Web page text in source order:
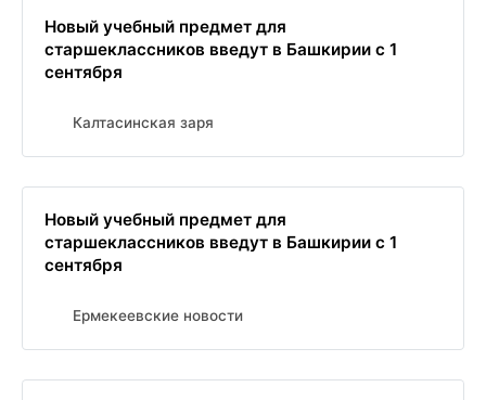
Новый учебный предмет для
старшеклассников введут в Башкирии с 1
сентября
Калтасинская заря
Новый учебный предмет для
старшеклассников введут в Башкирии с 1
сентября
Ермекеевские новости